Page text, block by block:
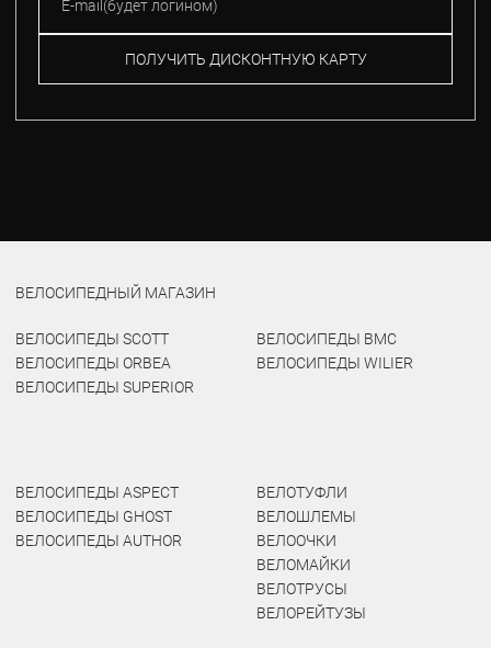
ПОЛУЧИТЬ ДИСКОНТНУЮ КАРТУ
ВЕЛОСИПЕДНЫЙ МАГАЗИН
ВЕЛОСИПЕДЫ SCOTT
ВЕЛОСИПЕДЫ ORBEA
ВЕЛОСИПЕДЫ SUPERIOR
ВЕЛОСИПЕДЫ BMC
ВЕЛОСИПЕДЫ WILIER
ВЕЛОСИПЕДЫ ASPECT
ВЕЛОСИПЕДЫ GHOST
ВЕЛОСИПЕДЫ AUTHOR
ВЕЛОТУФЛИ
ВЕЛОШЛЕМЫ
ВЕЛООЧКИ
ВЕЛОМАЙКИ
ВЕЛОТРУСЫ
ВЕЛОРЕЙТУЗЫ